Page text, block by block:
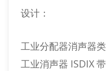
设计：
工业分配器消声器
工业消声器 ISDIX